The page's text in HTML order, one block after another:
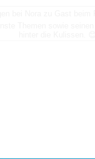
bei Nora zu Gast
Themen sowie